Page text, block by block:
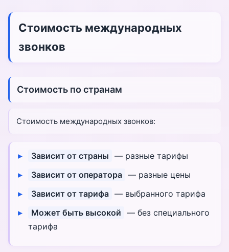
Стоимость международных
звонков
Стоимость по странам
Стоимость международных звонков:
Зависит от страны — разные тарифы
Зависит от оператора — разные цены
Зависит от тарифа — выбранного тарифа
Может быть высокой — без специального
тарифа